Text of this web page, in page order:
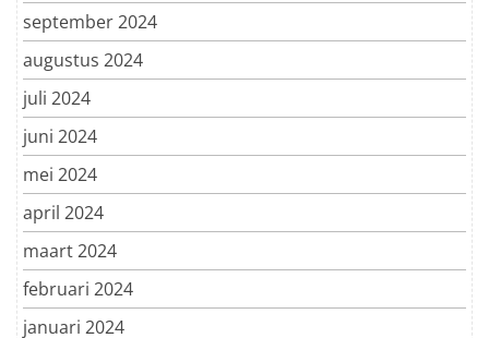
september 2024
augustus 2024
juli 2024
juni 2024
mei 2024
april 2024
maart 2024
februari 2024
januari 2024